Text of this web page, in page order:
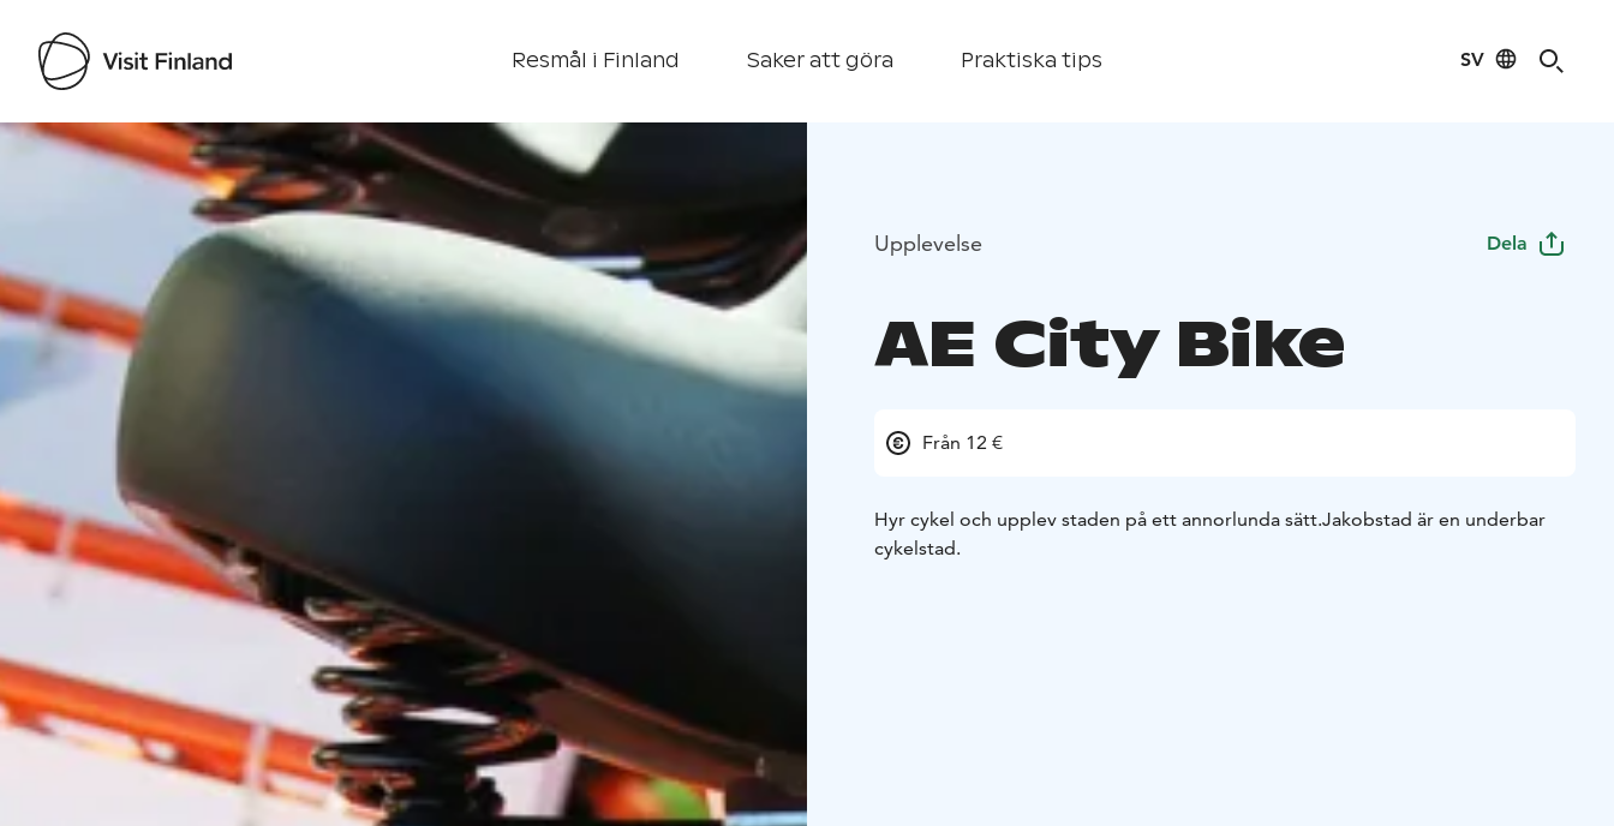
Resmål i Finland Saker att göra Praktiska tips SV
Visit Finland
Upplevelse Dela
AE City Bike
Från 12 €
Hyr cykel och upplev staden på ett annorlunda sätt.Jakobstad är en underbar
cykelstad.